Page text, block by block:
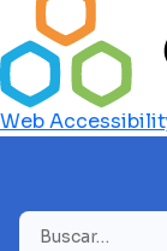
Web
Buscar